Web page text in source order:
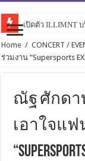
เปิดตัว ILLIMNT
Home / CONCERT /
ร่วมงาน “Supersports
ณัฐ ศักดา
เอาใจแ